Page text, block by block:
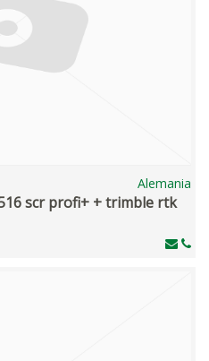
Alemania
scr profi+ + trimble rtk